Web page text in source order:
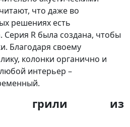
что даже во
решениях есть
Серия R была создана, чтобы
Благодаря своему
колонки органично и
интерьер –
грили из